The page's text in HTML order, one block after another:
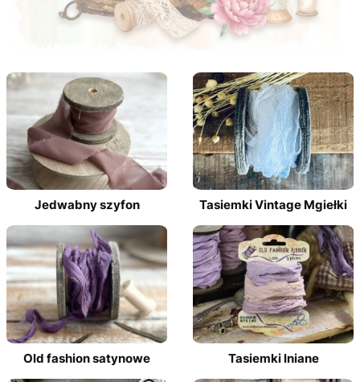
Jedwabny szyfon Tasiemki Vintage Mgiełki
Old fashion satynowe Tasiemki lniane